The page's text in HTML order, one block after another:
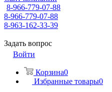
8-966-779-07-88
8-966-779-07-88
8-963-162-33-39
Задать вопрос
Войти
Корзина0
Избранные товары0